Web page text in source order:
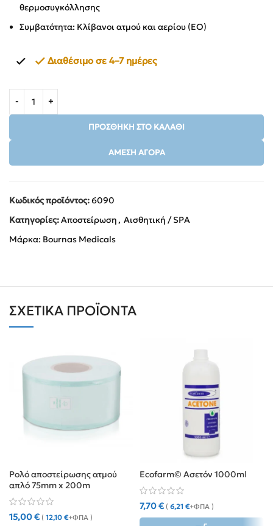
θερμοσυγκόλλησης
Συμβατότητα: Κλίβανοι ατμού και αερίου (EO)
Διαθέσιμο σε 4–7 ημέρες
ΠΡΟΣΘΉΚΗ ΣΤΟ ΚΑΛΆΘΙ
ΆΜΕΣΗ ΑΓΟΡΆ
Κωδικός προϊόντος:6090
Κατηγορίες:Αποστείρωση , Αισθητική / SPA
Μάρκα: Bournas Medicals
ΣΧΕΤΙΚΆ ΠΡΟΪΌΝΤΑ
Ρολό αποστείρωσης ατμού
απλό 75mm x 200m
15,00€ ( 12,10 €+ΦΠΑ )
Ecofarm© Ασετόν 1000ml
7,70€ ( 6,21 €+ΦΠΑ )